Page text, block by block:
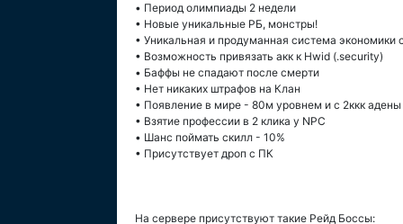
• Период олимпиады 2 недели
• Новые уникальные РБ, монстры!
• Уникальная и продуманная система экономики
• Возможность привязать акк к Hwid (.security)
• Баффы не спадают после смерти
• Нет никаких штрафов на Клан
• Появление в мире - 80м уровнем и с 2ккк адены
• Взятие профессии в 2 клика у NPC
• Шанс поймать скилл - 10%
• Присутствует дроп с ПК
На сервере присутствуют такие Рейд Боссы: